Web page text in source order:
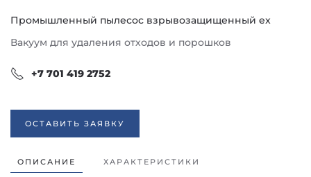
Промышленный пылесос взрывозащищенный ex
Вакуум для удаления отходов и порошков
+7 701 419 2752
ОСТАВИТЬ ЗАЯВКУ
ОПИСАНИЕ ХАРАКТЕРИСТИКИ